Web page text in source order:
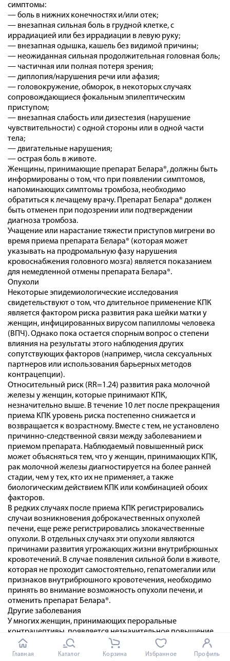
симптомы:
— боль в нижних конечностях и/или отек;
— внезапная сильная боль в грудной клетке, с
иррадиацией или без иррадиации в левую руку;
— внезапная одышка, кашель без видимой причины;
— неожиданная сильная продолжительная головная боль;
— частичная или полная потеря зрения;
— диплопия/нарушения речи или афазия;
— головокружение, обморок, в некоторых случаях
сопровождающиеся фокальным эпилептическим
приступом;
— внезапная слабость или дизестезия (нарушение
чувствительности) с одной стороны или в одной части
тела;
— двигательные нарушения;
— острая боль в животе.
Женщины, принимающие препарат Белара®, должны быть
информированы о том, что при появлении симптомов,
напоминающих симптомы тромбоза, необходимо
обратиться к лечащему врачу. Препарат Белара® должен
быть отменен при подозрении или подтверждении
диагноза тромбоза.
Учащение или нарастание тяжести приступов мигрени во
время приема препарата Белара® (которая может
указывать на продромальную фазу нарушения
кровоснабжения головного мозга) является показанием
для немедленной отмены препарата Белара®.
Опухоли
Некоторые эпидемиологические исследования
свидетельствуют о том, что длительное применение КПК
является фактором риска развития рака шейки матки у
женщин, инфицированных вирусом папилломы человека
(ВПЧ). Однако пока остается спорным вопрос о степени
влияния на результаты этого наблюдения других
сопутствующих факторов (например, числа сексуальных
партнеров или использования барьерных методов
контрацепции).
Относительный риск (RR=1.24) развития рака молочной
железы у женщин, которые принимают КПК,
незначительно выше. В течение 10 лет после прекращения
приема КПК уровень риска постепенно снижается и
возвращается к возрастному. Вместе с тем, не установлено
причинно-следственной связи между заболеванием и
приемом препарата. Наблюдаемый повышенный риск
может объясняться тем, что у женщин, принимающих КПК,
рак молочной железы диагностируется на более ранней
стадии, чем у тех, кто их не применяет, а также
биологическим действием КПК или комбинацией обоих
факторов.
В редких случаях после приема КПК регистрировались
случаи возникновения доброкачественных опухолей
печени, еще реже регистрировались злокачественные
опухоли. В отдельных случаях эти опухоли являются
причинами развития угрожающих жизни внутрибрюшных
кровотечений. В случае появления сильной боли в животе,
которая не проходит самостоятельно, гепатомегалии или
признаков внутрибрюшного кровотечения, необходимо
принять во внимание возможность опухоли печени, и
отменить препарат Белара®.
Другие заболевания
У многих женщин, принимающих пероральные
контрацептивы, появляется незначительное повышение
АД; однако клинически значимое повышение встречается
редко. Взаимосвязь между назначением пероральных
Главная Каталог Корзина Избранное Профиль